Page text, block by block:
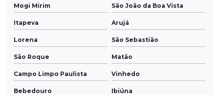
Mogi Mirim São João da Boa Vista
Itapeva Arujá
Lorena São Sebastião
São Roque Matão
Campo Limpo Paulista Vinhedo
Bebedouro Ibiúna